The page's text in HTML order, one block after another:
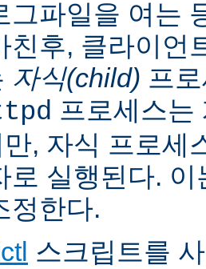
그파일을 여는
친후, 클라이언
자식(child) 프
프로세스는
, 자식 프로세
로 실행된다.
정한다.
스크립트를